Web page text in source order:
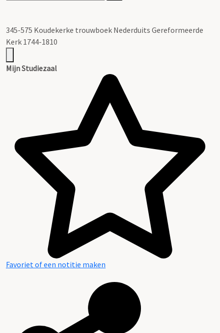
345-575 Koudekerke trouwboek Nederduits Gereformeerde
Kerk 1744-1810
Mijn Studiezaal
Favoriet of een notitie maken